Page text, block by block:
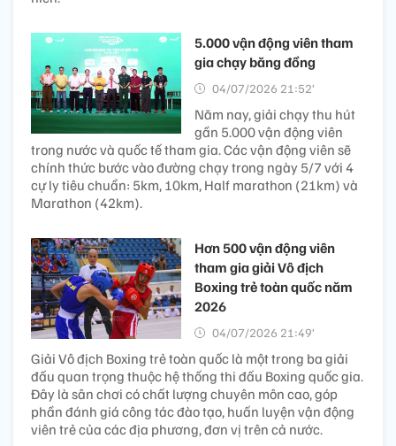
5.000 vận động viên tham
gia chạy băng đồng
04/07/2026 21:52’
Năm nay, giải chạy thu hút
gần 5.000 vận động viên
trong nước và quốc tế tham gia. Các vận động viên sẽ
chính thức bước vào đường chạy trong ngày 5/7 với 4
cự ly tiêu chuẩn: 5km, 10km, Half marathon (21km) và
Marathon (42km).
Hơn 500 vận động viên
tham gia giải Vô địch
Boxing trẻ toàn quốc năm
2026
04/07/2026 21:49’
Giải Vô địch Boxing trẻ toàn quốc là một trong ba giải
đấu quan trọng thuộc hệ thống thi đấu Boxing quốc gia.
Đây là sân chơi có chất lượng chuyên môn cao, góp
phần đánh giá công tác đào tạo, huấn luyện vận động
viên trẻ của các địa phương, đơn vị trên cả nước.